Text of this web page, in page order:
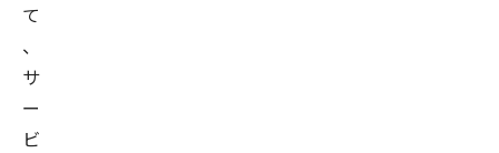
て
、
サ
ー
ビ